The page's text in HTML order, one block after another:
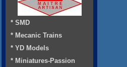
* SMD
* Mecanic Trains
* YD Models
* Miniatures-Passion